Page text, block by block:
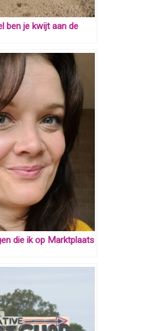
ben je kwijt aan de
die ik op Marktplaats